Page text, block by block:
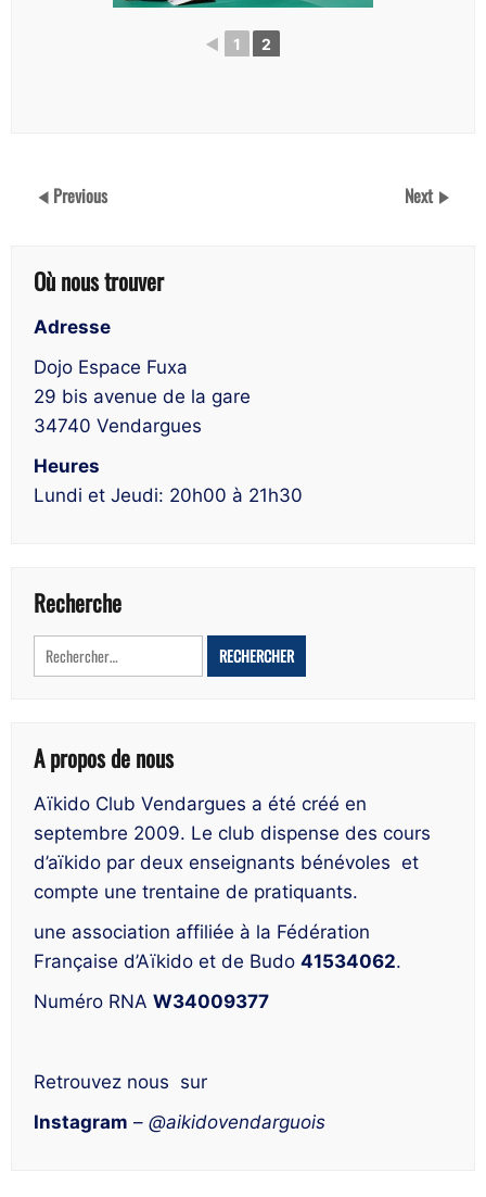
◄ 1 2
Previous Next
Où nous trouver
Adresse
Dojo Espace Fuxa
29 bis avenue de la gare
34740 Vendargues
Heures
Lundi et Jeudi: 20h00 à 21h30
Recherche
Rechercher :
A propos de nous
Aïkido Club Vendargues a été créé en
septembre 2009. Le club dispense des cours
d’aïkido par deux enseignants bénévoles et
compte une trentaine de pratiquants.
une association affiliée à la Fédération
Française d’Aïkido et de Budo 41534062.
Numéro RNA W34009377
Retrouvez nous sur
Instagram – @aikidovendarguois